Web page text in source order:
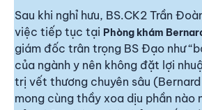
Sau khi nghỉ hưu, BS.CK2 Trần
việc tiếp tục tại Phòng khám
giám đốc trân trọng BS Đạo như
của ngành y nên không đặt lợi
trị vết thương chuyên sâu
mong cùng thầy xoa dịu phần nào